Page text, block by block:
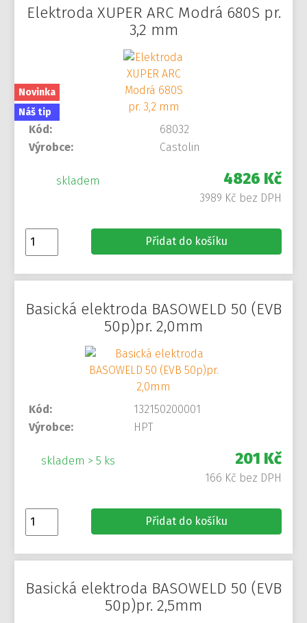
Elektroda XUPER ARC Modrá 680S pr.
3,2 mm
Novinka
Náš tip
Kód:
68032
Výrobce:
Castolin
skladem 4826 Kč
3989 Kč bez DPH
Přidat do košíku
Basická elektroda BASOWELD 50 (EVB
50p)pr. 2,0mm
Kód:
132150200001
Výrobce:
HPT
skladem > 5 ks 201 Kč
166 Kč bez DPH
Přidat do košíku
Basická elektroda BASOWELD 50 (EVB
50p)pr. 2,5mm